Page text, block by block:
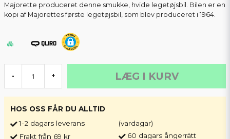
Majorette produceret denne smukke, hvide legetøjsbil. Bilen er en
kopi af Majorettes første legetøjsbil, som blev produceret i 1964.
- + LÆG I KURV
HOS OSS FÅR DU ALLTID
1-2 dagars leverans
Frakt från 69 kr
(vardagar)
60 dagars ångerrätt